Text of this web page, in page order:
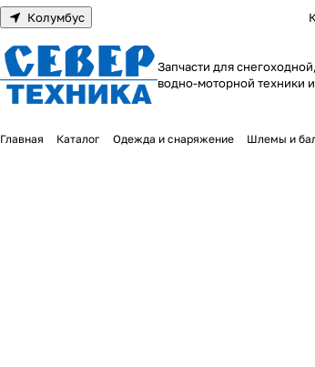
Колумбус
Запчасти для снегоходной,
водно-моторной техники
Главная Каталог Одежда и снаряжение Шлемы и